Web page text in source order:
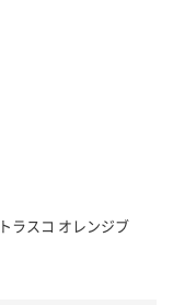
ラスコ オレンジブ